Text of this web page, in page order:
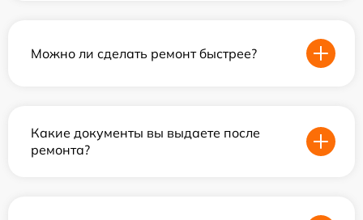
Можно ли сделать ремонт быстрее?
Какие документы вы выдаете после
ремонта?